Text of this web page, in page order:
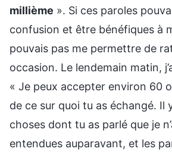
millième ». Si ces paroles
confusion et être bénéfiques à
pouvais pas me permettre de
occasion. Le lendemain matin,
« Je peux accepter environ 60
de ce sur quoi tu as échangé. Il
choses dont tu as parlé que je
entendues auparavant, et les